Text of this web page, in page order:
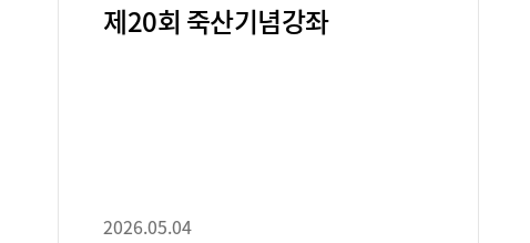
제20회 죽산기념강좌
2026.05.04